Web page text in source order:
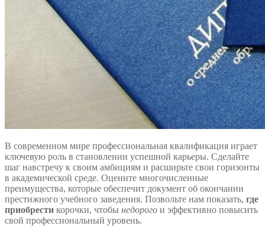
В современном мире профессиональная квалификация играет
ключевую роль в становлении успешной карьеры. Сделайте
шаг навстречу к своим амбициям и расширьте свои горизонты
в академической среде. Оцените многочисленные
преимущества, которые обеспечит документ об окончании
престижного учебного заведения. Позвольте нам показать, где
приобрести корочки, чтобы недорого и эффективно повысить
свой профессиональный уровень.